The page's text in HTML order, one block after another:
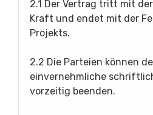
2.1 Der Vertrag tritt mit
Kraft und endet mit der
Projekts.
2.2 Die Parteien können
einvernehmliche
vorzeitig beenden.